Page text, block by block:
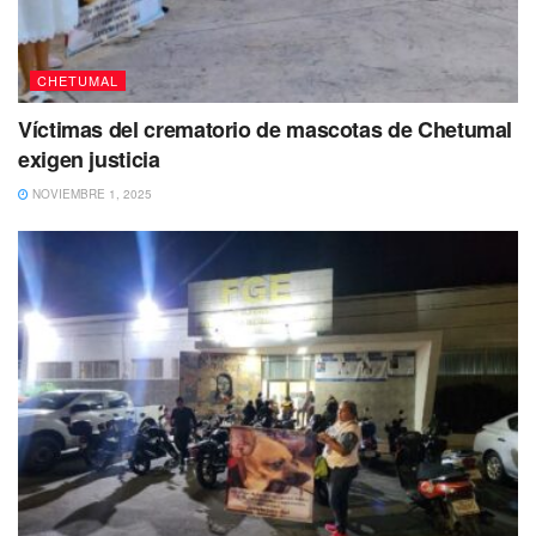
El joven fue reportado como desaparecido el 30 de mayo
de 2023. Hasta el momento se presume como persona no
localizada, de tal forma que se ha activado una ficha de
búsqueda en la Fiscalía General del Estado (FGE).
CHETUMAL
Víctimas del crematorio de mascotas de Chetumal
exigen justicia
NOVIEMBRE 1, 2025